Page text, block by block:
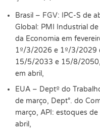
Brasil – FGV: IPC-S de
Global: PMI Industrial
da Economia em
1º/3/2026 e 1º/3/2029
15/5/2033 e 15/8/2050,
em abril,
EUA – Deptº do
de março, Dept°. do
março, API: estoques
abril,